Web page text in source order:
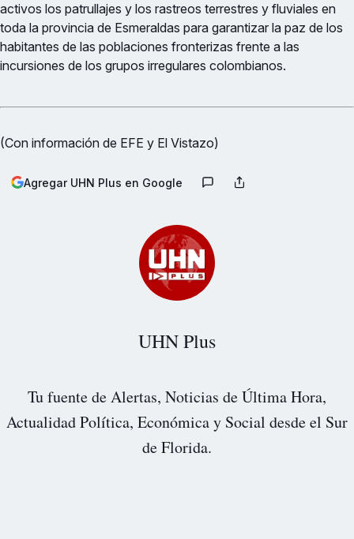
activos los patrullajes y los rastreos terrestres y fluviales en
toda la provincia de Esmeraldas para garantizar la paz de los
habitantes de las poblaciones fronterizas frente a las
incursiones de los grupos irregulares colombianos.
(Con información de EFE y El Vistazo)
Agregar UHN Plus en Google
UHN Plus
Tu fuente de Alertas, Noticias de Última Hora,
Actualidad Política, Económica y Social desde el Sur
de Florida.